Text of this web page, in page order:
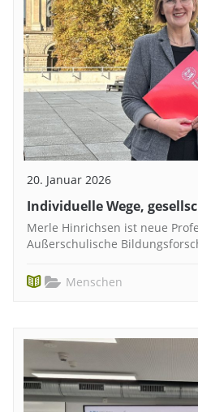
20. Januar 2026
Individuelle Wege,
Merle Hinrichsen ist neue
Außerschulische
Menschen